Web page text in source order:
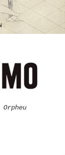
Orpheu